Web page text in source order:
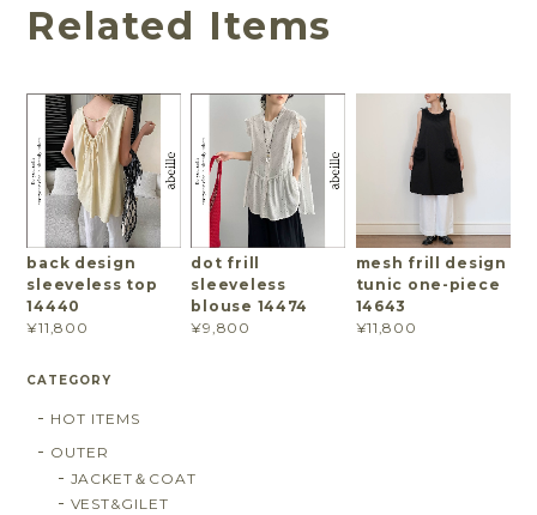
Related Items
back design
sleeveless top
14440
¥11,800
dot frill
sleeveless
blouse 14474
¥9,800
mesh frill design
tunic one-piece
14643
¥11,800
CATEGORY
HOT ITEMS
OUTER
JACKET＆COAT
VEST&GILET